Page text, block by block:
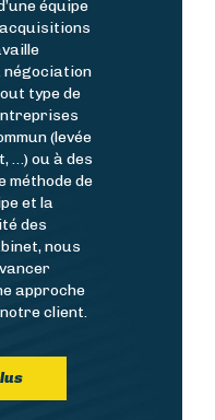
équipe
négociation
type de
(levée
…) ou à des
méthode de
et la
des
nous
approche
client.